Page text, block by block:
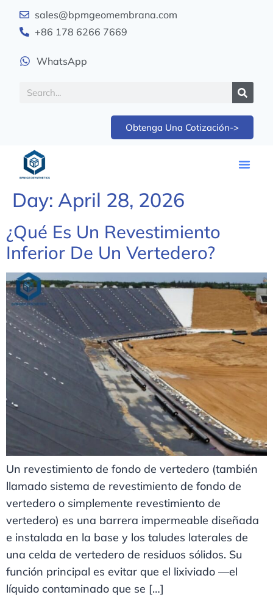
sales@bpmgeomembrana.com
+86 178 6266 7669
WhatsApp
Obtenga Una Cotización->
Day: April 28, 2026
¿Qué Es Un Revestimiento
Inferior De Un Vertedero?
Un revestimiento de fondo de vertedero (también
llamado sistema de revestimiento de fondo de
vertedero o simplemente revestimiento de
vertedero) es una barrera impermeable diseñada
e instalada en la base y los taludes laterales de
una celda de vertedero de residuos sólidos. Su
función principal es evitar que el lixiviado —el
líquido contaminado que se […]